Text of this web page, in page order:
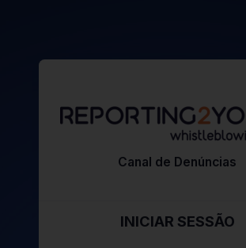
Canal de Denúncias
INICIAR SESSÃO